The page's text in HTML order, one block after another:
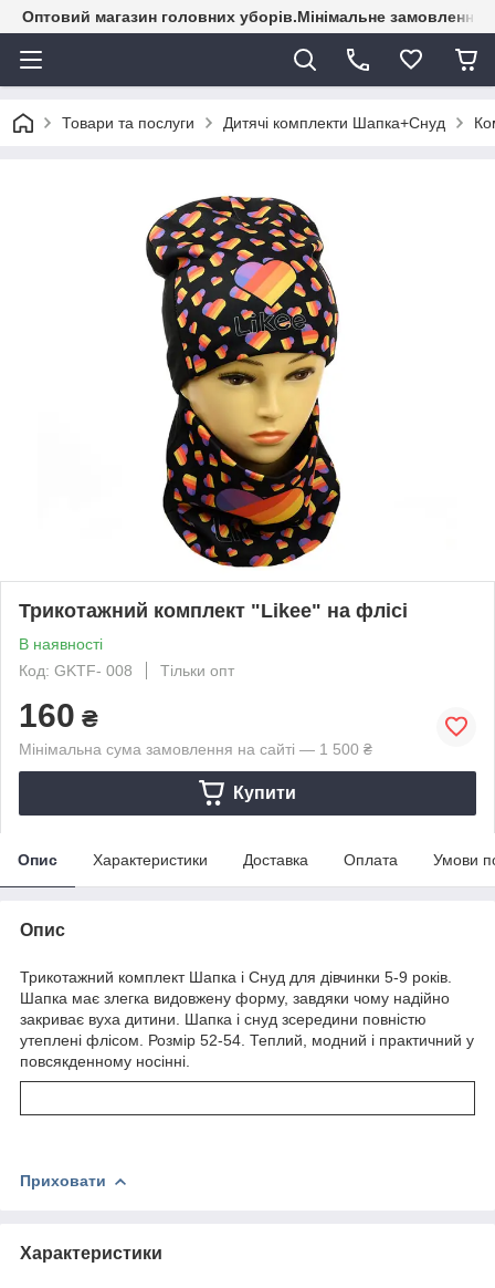
Оптовий магазин головних уборів.Мінімальне замовлення
Товари та послуги Дитячі комплекти Шапка+Снуд
Трикотажний комплект "Likee" на флісі
В наявності
Код: GKТF- 008
Тільки опт
160 ₴
Мінімальна сума замовлення на сайті — 1 500 ₴
Купити
Опис Характеристики Доставка Оплата Умови
Опис
Трикотажний комплект Шапка і Снуд для дівчинки 5-9 років.
Шапка має злегка видовжену форму, завдяки чому надійно
закриває вуха дитини. Шапка і снуд зсередини повністю
утеплені флісом. Розмір 52-54. Теплий, модний і практичний у
повсякденному носінні.
Приховати
Характеристики